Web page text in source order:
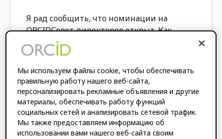
Я рад сообщить, что номинации на
ORCIDСовет директоров открыт. Как
общественная организация, ORCID
управляется Советом, который
представляет его членов […]
РУБРИКИ:БЛОГ,ORCID НОВОСТИ
С ТЕГАМИ:НОМИНАЦИИ СОВЕТА ,
ORCID НАСТОЛЬНЫЕ
Мы используем файлы cookie, чтобы обеспечивать
правильную работу нашего веб-сайта,
персонализировать рекламные объявления и другие
материалы, обеспечивать работу функций
социальных сетей и анализировать сетевой трафик.
Мы также предоставляем информацию об
использовании вами нашего веб-сайта своим